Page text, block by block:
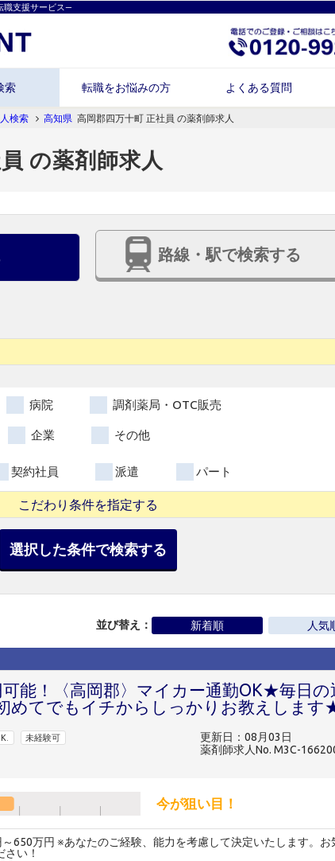
職支援サービス―
索 転職をお悩みの方 よくある質問
検索 高知県 高岡郡四万十町 正社員 の薬剤師求人
の薬剤師求人
路線・駅で検索する
病院 調剤薬局・OTC販売
企業 その他
契約社員 派遣 パート
こだわり条件を指定する
選択した条件で検索する
並び替え： 新着順 人気
能！〈高岡郡〉マイカー通勤OK★毎日の
めてでもイチからしっかりお教えします
未経験可
更新日：08月03日
薬剤師求人No. M3C-
今が狙い目！
650万円 ※あなたのご経験、能力を考慮して決定いたします。お
さい！